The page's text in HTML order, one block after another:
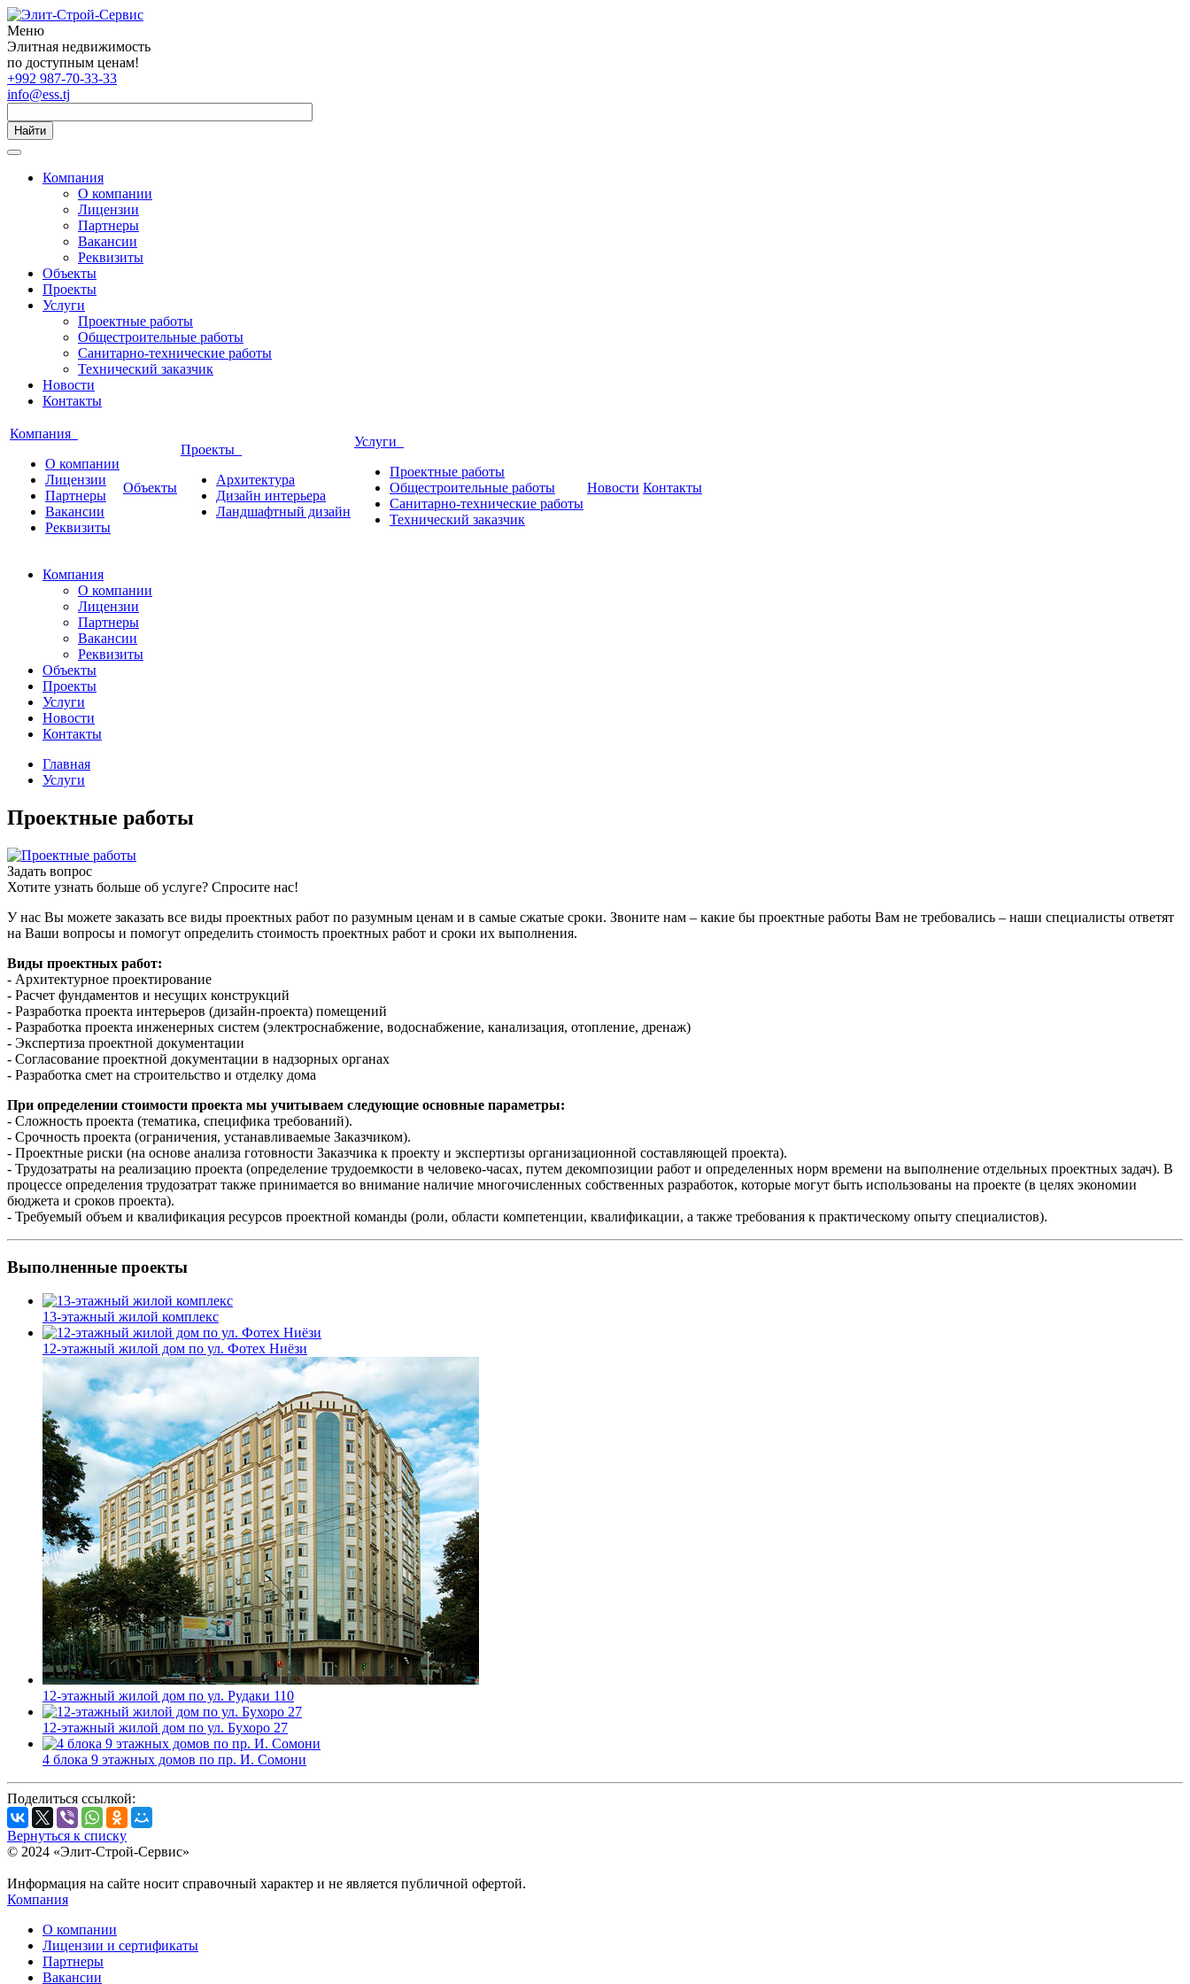
Меню
Элитная недвижимость
по доступным ценам!
+992 987-70-33-33
info@ess.tj
Найти
Компания
О компании
Лицензии
Партнеры
Вакансии
Реквизиты
Объекты
Проекты
Услуги
Проектные работы
Общестроительные работы
Санитарно-технические работы
Технический заказчик
Новости
Контакты
Компания
О компании
Лицензии
Партнеры
Вакансии
Реквизиты
Объекты
Проекты
Архитектура
Дизайн интерьера
Ландшафтный дизайн
Услуги
Проектные работы
Общестроительные работы
Санитарно-технические работы
Технический заказчик
Новости Контакты
Компания
О компании
Лицензии
Партнеры
Вакансии
Реквизиты
Объекты
Проекты
Услуги
Новости
Контакты
Главная
Услуги
Проектные работы
Задать вопрос
Хотите узнать больше об услуге? Спросите нас!
У нас Вы можете заказать все виды проектных работ по разумным ценам и в самые сжатые сроки. Звоните нам – какие бы проектные работы Вам не требовались – наши специалисты ответят
на Ваши вопросы и помогут определить стоимость проектных работ и сроки их выполнения.
Виды проектных работ:
- Архитектурное проектирование
- Расчет фундаментов и несущих конструкций
- Разработка проекта интерьеров (дизайн-проекта) помещений
- Разработка проекта инженерных систем (электроснабжение, водоснабжение, канализация, отопление, дренаж)
- Экспертиза проектной документации
- Согласование проектной документации в надзорных органах
- Разработка смет на строительство и отделку дома
При определении стоимости проекта мы учитываем следующие основные параметры:
- Сложность проекта (тематика, специфика требований).
- Срочность проекта (ограничения, устанавливаемые Заказчиком).
- Проектные риски (на основе анализа готовности Заказчика к проекту и экспертизы организационной составляющей проекта).
- Трудозатраты на реализацию проекта (определение трудоемкости в человеко-часах, путем декомпозиции работ и определенных норм времени на выполнение отдельных проектных задач). В
процессе определения трудозатрат также принимается во внимание наличие многочисленных собственных разработок, которые могут быть использованы на проекте (в целях экономии
бюджета и сроков проекта).
- Требуемый объем и квалификация ресурсов проектной команды (роли, области компетенции, квалификации, а также требования к практическому опыту специалистов).
Выполненные проекты
13-этажный жилой комплекс
12-этажный жилой дом по ул. Фотех Ниёзи
12-этажный жилой дом по ул. Рудаки 110
12-этажный жилой дом по ул. Бухоро 27
4 блока 9 этажных домов по пр. И. Сомони
Поделиться ссылкой:
Вернуться к списку
© 2024 «Элит-Строй-Сервис»
Информация на сайте носит справочный характер и не является публичной офертой.
Компания
О компании
Лицензии и сертификаты
Партнеры
Вакансии